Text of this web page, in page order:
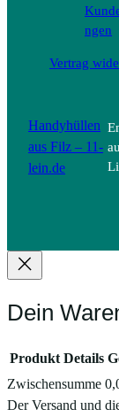
ngen
Vertrag
Handyhüllen
aus Filz – 11-
lein.de
Dein
Produkte
Produkt Details
Zwischensumme
Der Versand und